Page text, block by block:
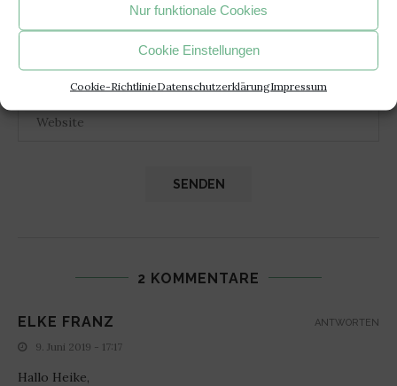
Nur funktionale Cookies
Cookie Einstellungen
Cookie-RichtlinieDatenschutzerklärungImpressum
2 KOMMENTARE
ELKE FRANZ
9. Juni 2019 - 17:17
Hallo Heike,
ANTWORTEN